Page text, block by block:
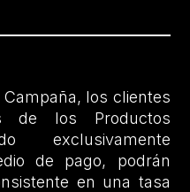
los clientes
de los Productos
exclusivamente
de pago, podrán
en una tasa